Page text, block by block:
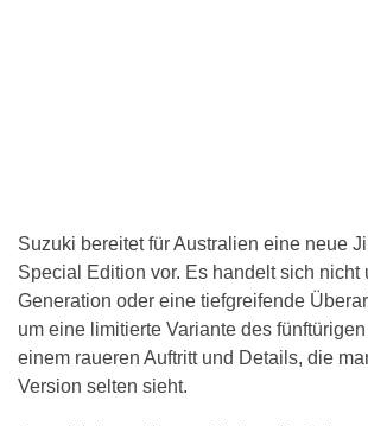
Suzuki bereitet für Australien eine neue
Special Edition vor. Es handelt sich nicht
Generation oder eine tiefgreifende
um eine limitierte Variante des
einem raueren Auftritt und Details, die
Version selten sieht.